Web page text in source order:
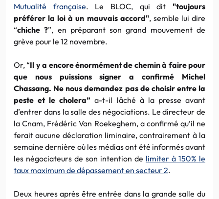
Mutualité française. Le BLOC, qui dit "toujours
préférer la loi à un mauvais accord", semble lui dire
“chiche ?”, en préparant son grand mouvement de
grève pour le 12 novembre.
Or, “Il y a encore énormément de chemin à faire pour
que nous puissions signer a confirmé Michel
Chassang. Ne nous demandez pas de choisir entre la
peste et le cholera” a-t-il lâché à la presse avant
d’entrer dans la salle des négociations. Le directeur de
la Cnam, Frédéric Van Roekeghem, a confirmé qu’il ne
ferait aucune déclaration liminaire, contrairement à la
semaine dernière où les médias ont été informés avant
les négociateurs de son intention de limiter à 150% le
taux maximum de dépassement en secteur 2.
Deux heures après être entrée dans la grande salle du